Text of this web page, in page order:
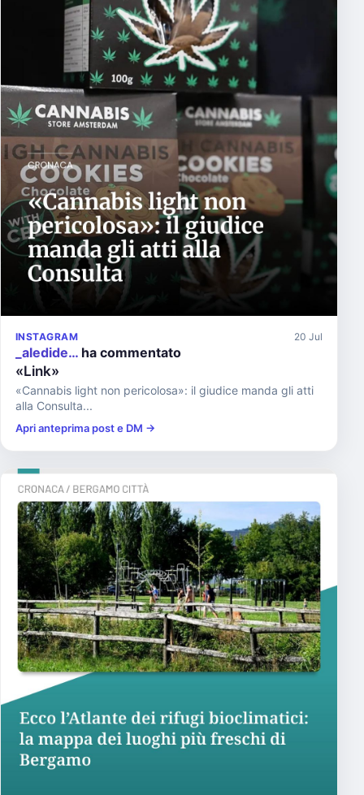
INSTAGRAM 20 Jul
_aledide… ha commentato
«Link»
«Cannabis light non pericolosa»: il giudice manda gli atti
alla Consulta...
Apri anteprima post e DM →